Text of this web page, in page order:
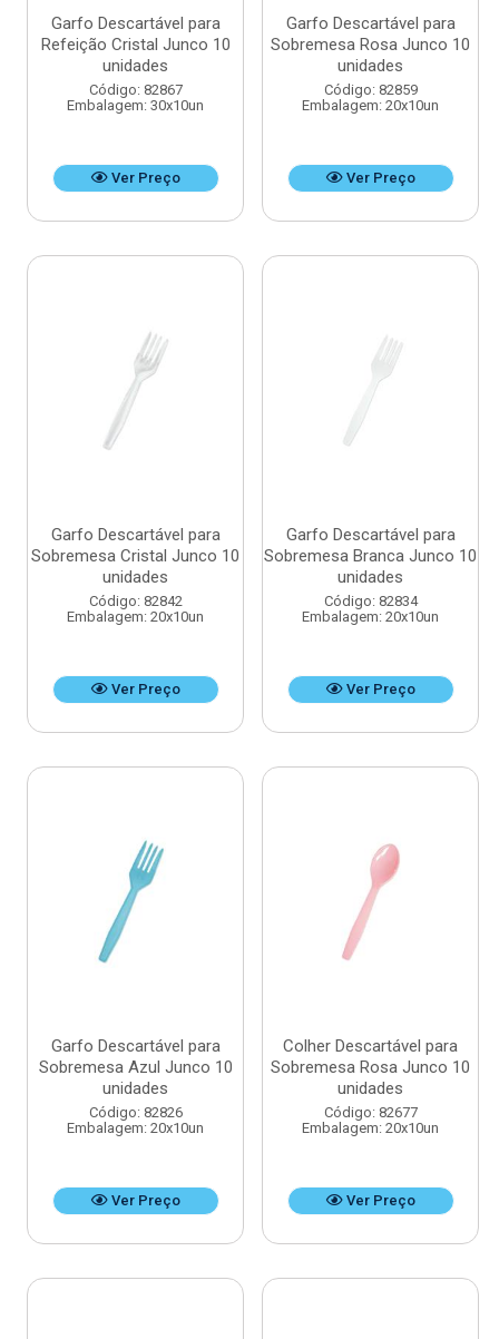
Garfo Descartável para
Refeição Cristal Junco 10
unidades
Código: 82867
Embalagem: 30x10un
Ver Preço
Garfo Descartável para
Sobremesa Rosa Junco 10
unidades
Código: 82859
Embalagem: 20x10un
Ver Preço
Garfo Descartável para
Sobremesa Cristal Junco 10
unidades
Código: 82842
Embalagem: 20x10un
Ver Preço
Garfo Descartável para
Sobremesa Branca Junco 10
unidades
Código: 82834
Embalagem: 20x10un
Ver Preço
Garfo Descartável para
Sobremesa Azul Junco 10
unidades
Código: 82826
Embalagem: 20x10un
Ver Preço
Colher Descartável para
Sobremesa Rosa Junco 10
unidades
Código: 82677
Embalagem: 20x10un
Ver Preço